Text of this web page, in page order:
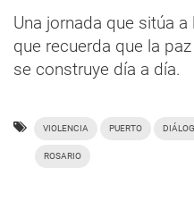
Una jornada que sitúa
que recuerda que la
se construye día a día.
VIOLENCIA PUERTO
ROSARIO